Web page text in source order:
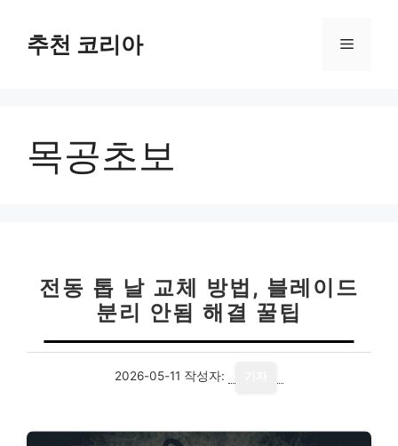
추천 코리아 메
목공초보
전동 톱 날 교체 방법, 블레이드
분리 안됨 해결 꿀팁
2026-05-11 작성자: